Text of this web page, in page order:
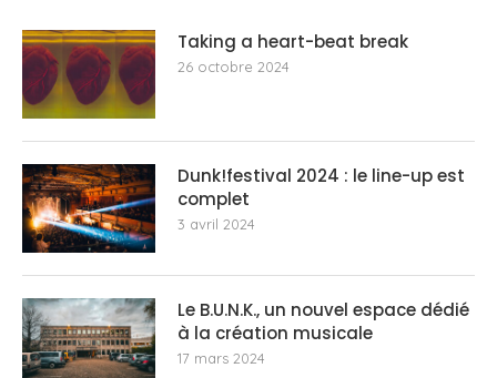
Taking a heart-beat break
26 octobre 2024
Dunk!festival 2024 : le line-up est
complet
3 avril 2024
Le B.U.N.K., un nouvel espace dédié
à la création musicale
17 mars 2024